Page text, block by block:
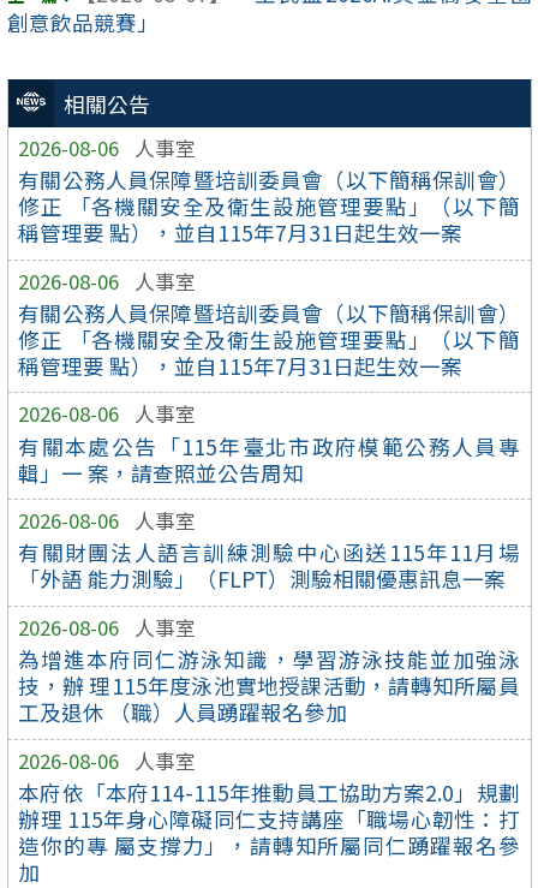
相關公告
2026-08-06 人事室
有關公務人員保障暨培訓委員會（以下簡稱保訓會）
修正 「各機關安全及衛生設施管理要點」（以下簡
稱管理要 點），並自115年7月31日起生效一案
2026-08-06 人事室
有關公務人員保障暨培訓委員會（以下簡稱保訓會）
修正 「各機關安全及衛生設施管理要點」（以下簡
稱管理要 點），並自115年7月31日起生效一案
2026-08-06 人事室
有關本處公告「115年臺北市政府模範公務人員專
輯」一 案，請查照並公告周知
2026-08-06 人事室
有關財團法人語言訓練測驗中心函送115年11月場
「外語 能力測驗」（FLPT）測驗相關優惠訊息一案
2026-08-06 人事室
為增進本府同仁游泳知識，學習游泳技能並加強泳
技，辦 理115年度泳池實地授課活動，請轉知所屬員
工及退休 （職）人員踴躍報名參加
2026-08-06 人事室
本府依「本府114-115年推動員工協助方案2.0」規劃
辦理 115年身心障礙同仁支持講座「職場心韌性：打
造你的專 屬支撐力」，請轉知所屬同仁踴躍報名參
加
創意飲品競賽」